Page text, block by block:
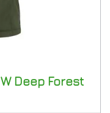
Deep Forest